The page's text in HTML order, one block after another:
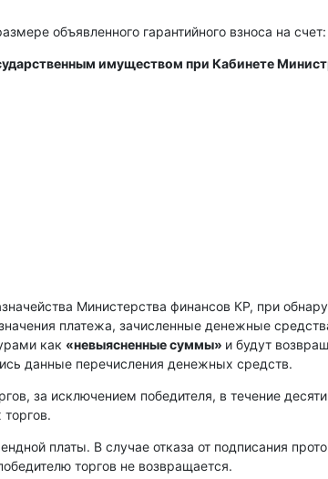
объявленного гарантийного взноса на счет:
имуществом при Кабинете
Министерства финансов КР, при
платежа, зачисленные денежные
как «невыясненные суммы» и будут
данные перечисления денежных средств.
за исключением победителя, в течение десяти
платы. В случае отказа от подписания
торгов не возвращается.